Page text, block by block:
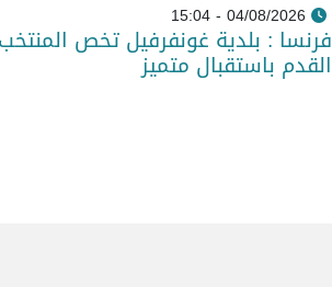
04/08/2026 - 15:04
فرنسا : بلدية غونفرفيل تخص
القدم باستقبال متميز